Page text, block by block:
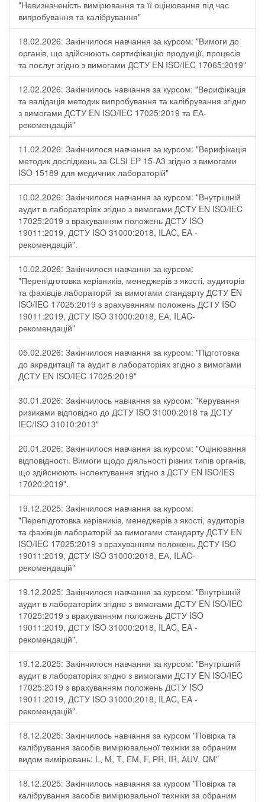
"Невизначеність вимірювання та її оцінювання під час
випробування та калібрування"
18.02.2026: Закінчилося навчання за курсом: "Вимоги до
органів, що здійснюють сертифікацію продукції, процесів
та послуг згідно з вимогами ДСТУ EN ISO/IEC 17065:2019"
12.02.2026: Закінчилось навчання за курсом: "Верифікація
та валідація методик випробування та калібрування згідно
з вимогами ДСТУ EN ISO/IEC 17025:2019 та ЕА-
рекомендацій"
11.02.2026: Закінчилося навчання за курсом: "Верифікація
методик досліджень за CLSI EP 15-A3 згідно з вимогами
ISO 15189 для медичних лабораторій"
10.02.2026: Закінчилося навчання за курсом: "Внутрішній
аудит в лабораторіях згідно з вимогами ДСТУ EN ISO/IEC
17025:2019 з врахуванням положень ДСТУ ISO
19011:2019, ДСТУ ISO 31000:2018, ILAC, EA -
рекомендацій".
10.02.2026: Закінчилося навчання за курсом:
"Перепідготовка керівників, менеджерів з якості, аудиторів
та фахівців лабораторій за вимогами стандарту ДСТУ EN
ISO/IEC 17025:2019 з врахуванням положень ДСТУ ISO
19011:2019, ДСТУ ISO 31000:2018, ЕА, ILAC-
рекомендацій"
05.02.2026: Закінчилося навчання за курсом: "Підготовка
до акредитації та аудит в лабораторіях згідно з вимогами
ДСТУ EN ISO/IEC 17025:2019"
30.01.2026: Закінчилось навчання за курсом: "Керування
ризиками відповідно до ДСТУ ISO 31000:2018 та ДСТУ
IEC/ISO 31010:2013"
20.01.2026: Закінчилося навчання за курсом: "Оцінювання
відповідності. Вимоги щодо діяльності різних типів органів,
що здійснюють інспектування згідно з ДСТУ ЕN ISO/IES
17020:2019".
19.12.2025: Закінчилося навчання за курсом:
"Перепідготовка керівників, менеджерів з якості, аудиторів
та фахівців лабораторій за вимогами стандарту ДСТУ EN
ISO/IEC 17025:2019 з врахуванням положень ДСТУ ISO
19011:2019, ДСТУ ISO 31000:2018, ЕА, ILAC-
рекомендацій"
19.12.2025: Закінчилося навчання за курсом: "Внутрішній
аудит в лабораторіях згідно з вимогами ДСТУ EN ISO/IEC
17025:2019 з врахуванням положень ДСТУ ISO
19011:2019, ДСТУ ISO 31000:2018, ILAC, EA -
рекомендацій".
19.12.2025: Закінчилося навчання за курсом: "Внутрішній
аудит в лабораторіях згідно з вимогами ДСТУ EN ISO/IEC
17025:2019 з врахуванням положень ДСТУ ISO
19011:2019, ДСТУ ISO 31000:2018, ILAC, EA -
рекомендацій".
18.12.2025: Закінчилось навчання за курсом "Повірка та
калібрування засобів вимірювальної техніки за обраним
видом вимірювань: L, М, Т, ЕМ, F, РR, ІR, АUV, QМ"
18.12.2025: Закінчилось навчання за курсом "Повірка та
калібрування засобів вимірювальної техніки за обраним